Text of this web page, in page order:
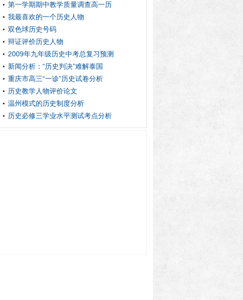
第一学期期中教学质量调查高一历
我最喜欢的一个历史人物
双色球历史号码
辩证评价历史人物
2009年九年级历史中考总复习预测
新闻分析：“历史判决”难解泰国
重庆市高三“一诊”历史试卷分析
历史教学人物评价论文
温州模式的历史制度分析
历史必修三学业水平测试考点分析